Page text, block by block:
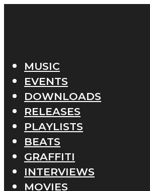
MUSIC
EVENTS
DOWNLOADS
RELEASES
PLAYLISTS
BEATS
GRAFFITI
INTERVIEWS
MOVIES